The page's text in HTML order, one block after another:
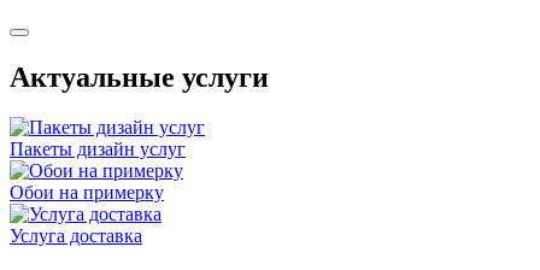
Актуальные услуги
Пакеты дизайн услуг
Обои на примерку
Услуга доставка